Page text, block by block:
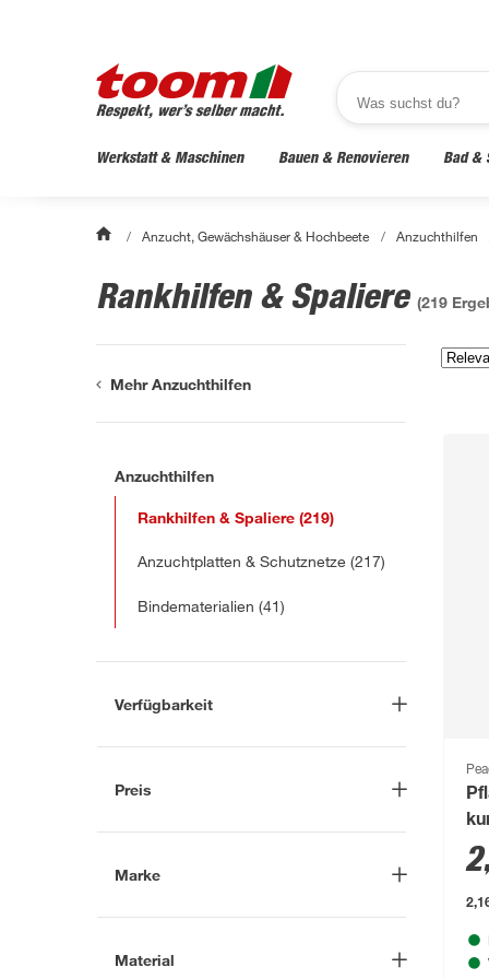
Werkstatt & Maschinen Bauen & Renovieren Bad &
/ Anzucht, Gewächshäuser & Hochbeete / Anzuchthilfen
Rankhilfen & Spaliere (219
Mehr Anzuchthilfen
Anzuchthilfen
Rankhilfen & Spaliere (219)
Anzuchtplatten & Schutznetze (217)
Bindematerialien (41)
Verfügbarkeit
Lieferung nach Hause (50)
bestellbar (56)
Preis
Marke
Marke suchen
Material
2